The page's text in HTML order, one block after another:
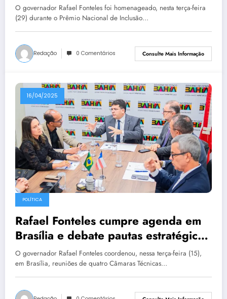
O governador Rafael Fonteles foi homenageado, nesta terça-feira
(29) durante o Prêmio Nacional de Inclusão…
Redação 0 Comentários Consulte Mais Informação
16/04/2025
POLÍTICA
Rafael Fonteles cumpre agenda em
Brasília e debate pautas estratégicas
do Consórcio Nordeste
O governador Rafael Fonteles coordenou, nessa terça-feira (15),
em Brasília, reuniões de quatro Câmaras Técnicas…